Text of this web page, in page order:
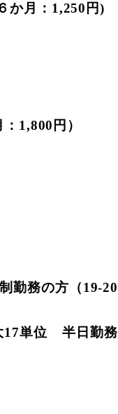
か月：1,250円)
1,800円）
勤務の方（19-20
17単位 半日勤務